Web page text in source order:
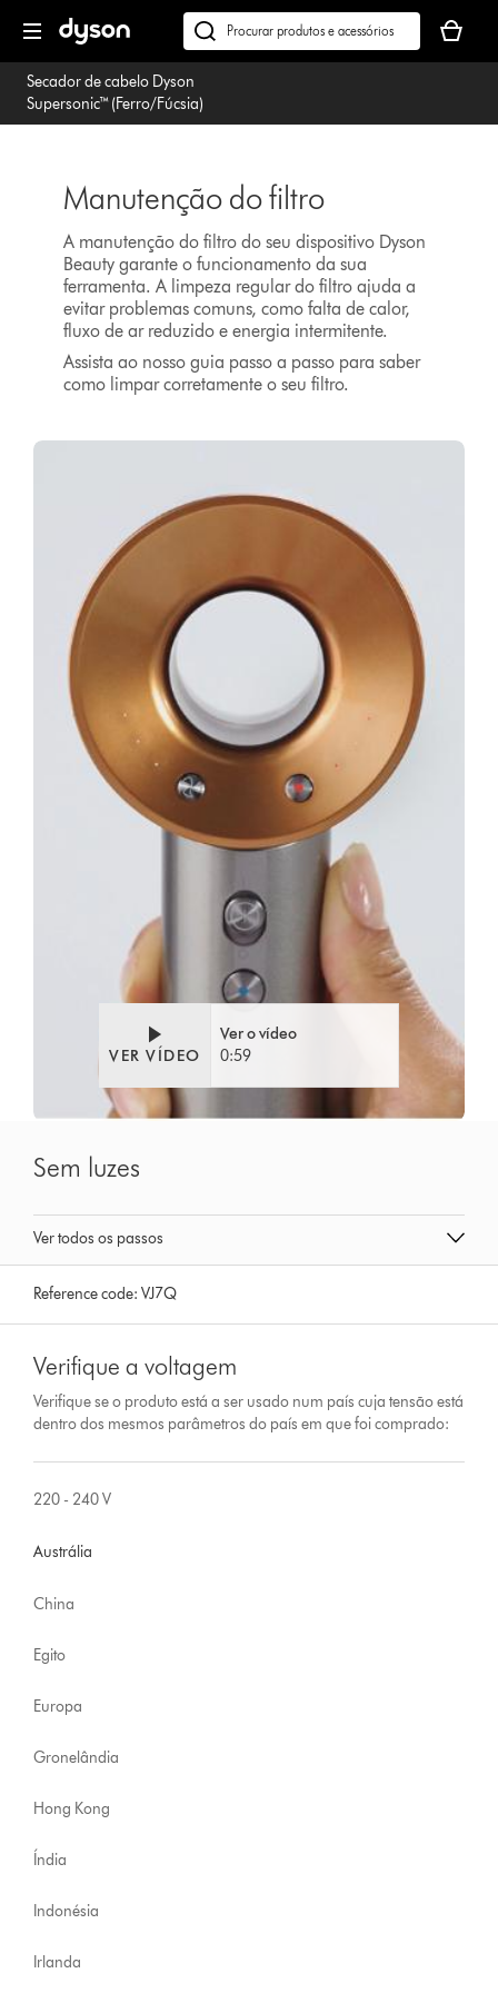
seguinte
Pesquisar
em
dyson.pt
seu
cesto
Secador de cabelo Dyson
Supersonic™ (Ferro/Fúcsia)
Manutenção do filtro
A manutenção do filtro do seu dispositivo Dyson
Beauty garante o funcionamento da sua
ferramenta. A limpeza regular do filtro ajuda a
evitar problemas comuns, como falta de calor,
fluxo de ar reduzido e energia intermitente.
Assista ao nosso guia passo a passo para saber
como limpar corretamente o seu filtro.
VER VÍDEO
Ver o vídeo
0:59
Ver todos os passos
Sem luzes
Reference code:VJ7Q
Verifique a voltagem
Verifique se o produto está a ser usado num país cuja tensão está
dentro dos mesmos parâmetros do país em que foi comprado:
220 - 240 V
Austrália
China
Egito
Europa
Gronelândia
Hong Kong
Índia
Indonésia
Irlanda